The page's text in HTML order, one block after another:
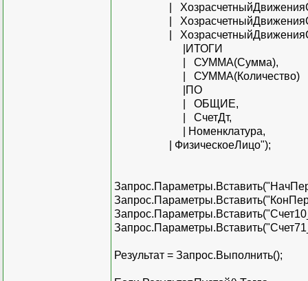
|
|
|
|ИТОГИ
| СУММА(Сумма),
| СУММА(Количество)
|ПО
| ОБЩИЕ,
| СчетДт,
| Номенклатура,
| ФизическоеЛицо");
Результат = Запрос.Выполнить();